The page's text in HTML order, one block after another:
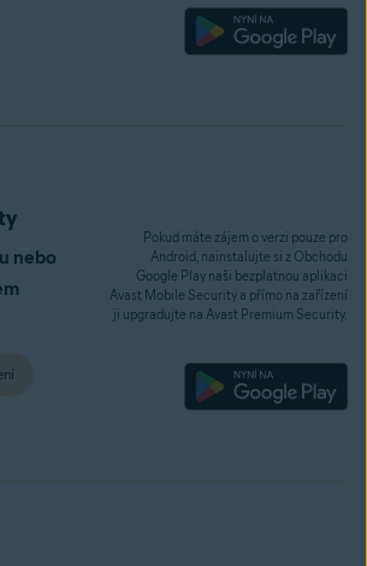
nebo
Pokud máte zájem o verzi pouze pro
Android, nainstalujte si z Obchodu
Google Play naši bezplatnou aplikaci
Avast Mobile Security a přímo na zařízení
ji upgradujte na Avast Premium Security.